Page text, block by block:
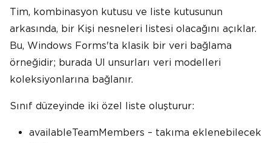
Tim, kombinasyon kutusu ve liste kutusunun
arkasında, bir Kişi nesneleri listesi olacağını açıklar.
Bu, Windows Forms'ta klasik bir veri bağlama
örneğidir; burada UI unsurları veri modelleri
koleksiyonlarına bağlanır.
Sınıf düzeyinde iki özel liste oluşturur:
availableTeamMembers – takıma eklenebilecek